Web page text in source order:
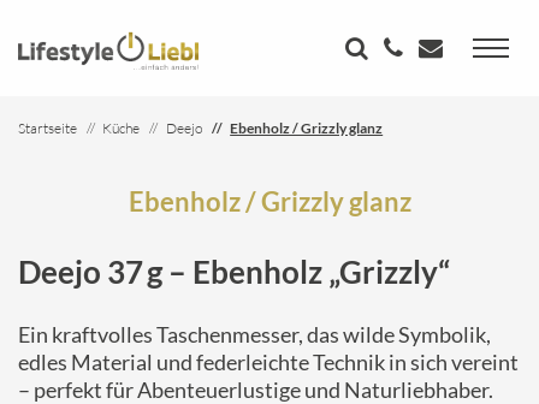
Startseite Küche Deejo Ebenholz / Grizzly glanz
Ebenholz / Grizzly glanz
Deejo 37 g – Ebenholz „Grizzly“
Ein kraftvolles Taschenmesser, das wilde Symbolik,
edles Material und federleichte Technik in sich vereint
– perfekt für Abenteuerlustige und Naturliebhaber.